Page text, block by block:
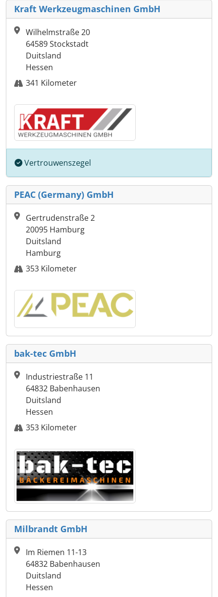
Kraft Werkzeugmaschinen GmbH
Wilhelmstraße 20
64589 Stockstadt
Duitsland
Hessen
341 Kilometer
Vertrouwenszegel
PEAC (Germany) GmbH
Gertrudenstraße 2
20095 Hamburg
Duitsland
Hamburg
353 Kilometer
bak-tec GmbH
Industriestraße 11
64832 Babenhausen
Duitsland
Hessen
353 Kilometer
Milbrandt GmbH
Im Riemen 11-13
64832 Babenhausen
Duitsland
Hessen